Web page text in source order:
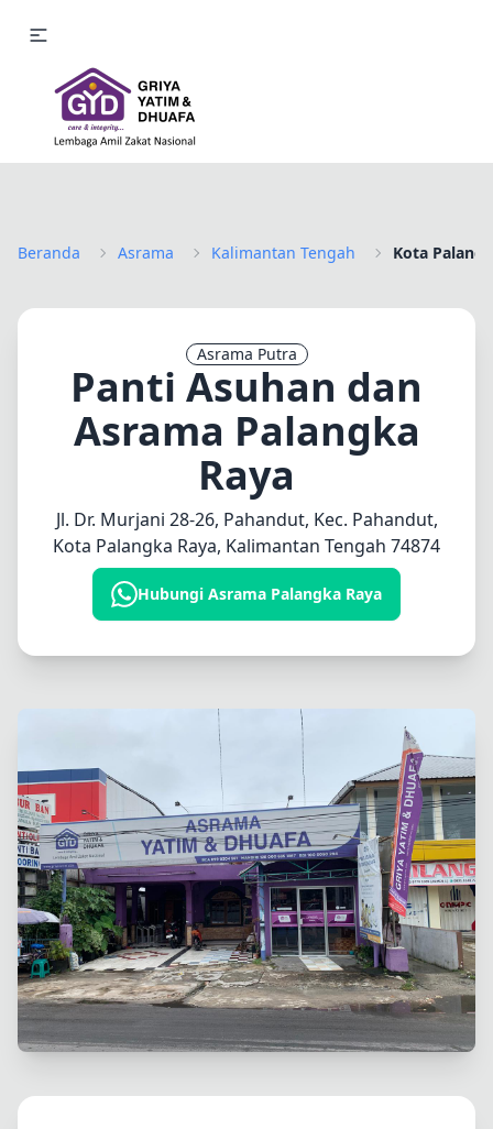
Beranda Asrama Kalimantan Tengah Kota
Asrama Putra
Panti Asuhan dan
Asrama Palangka
Raya
Jl. Dr. Murjani 28-26, Pahandut, Kec. Pahandut,
Kota Palangka Raya, Kalimantan Tengah 74874
Hubungi Asrama Palangka Raya